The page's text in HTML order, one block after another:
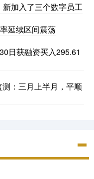
加入了三个数字员工
延续区间震荡
日获融资买入295.61
：三月上半月，平顺